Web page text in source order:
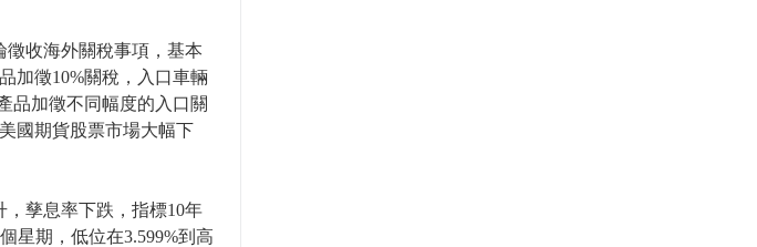
收海外關稅事項，基本
加徵10%關稅，入口車輛
品加徵不同幅度的入口關
國期貨股票市場大幅下
孳息率下跌，指標10年
星期，低位在3.599%到高